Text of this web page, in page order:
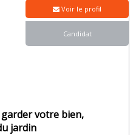
votre bien,
jardin
Voir le profil
Candidat